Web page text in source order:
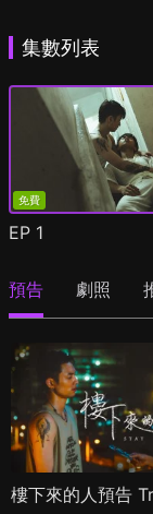
集數列表
免費
EP 1
預告 劇照
樓下來的人預告